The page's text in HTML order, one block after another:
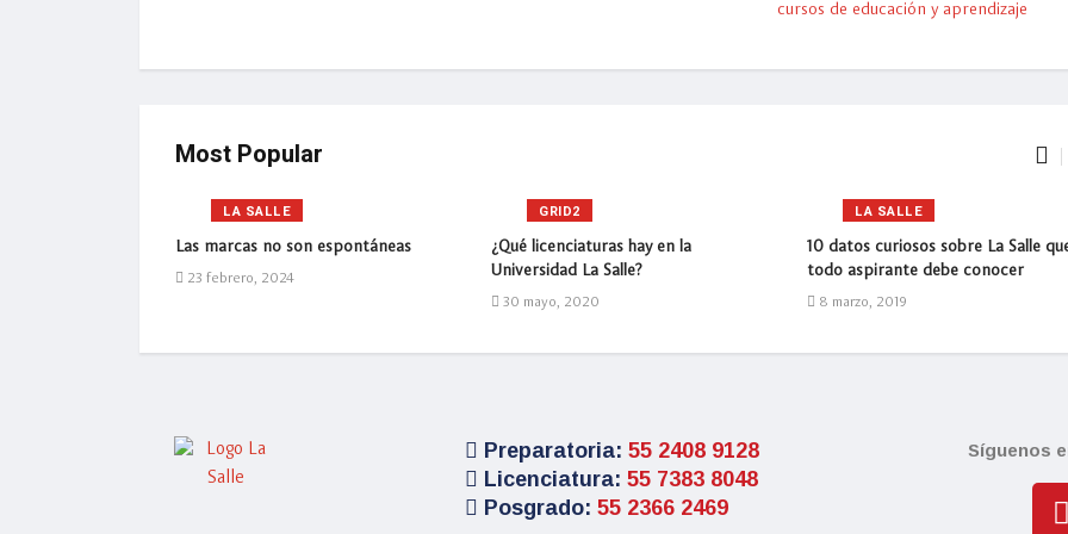
cursos de educación y aprendizaje
Most Popular
LA SALLE
Las marcas no son espontáneas
23 febrero, 2024
GRID2
¿Qué licenciaturas hay en la
Universidad La Salle?
30 mayo, 2020
LA SALLE
10 datos curiosos sobre La Salle
todo aspirante debe conocer
8 marzo, 2019
Preparatoria: 55 2408 9128
Licenciatura: 55 7383 8048
Posgrado: 55 2366 2469
Síguenos